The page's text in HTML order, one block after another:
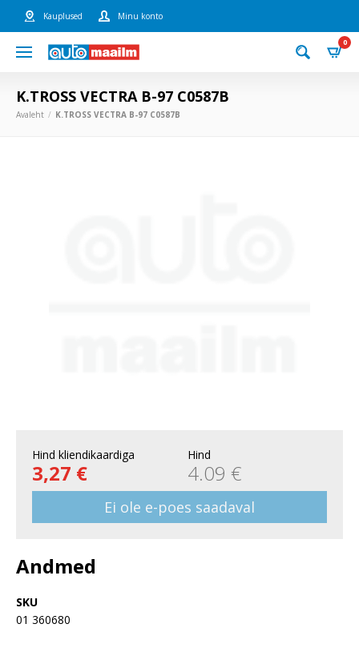
Kauplused Minu konto
0
K.TROSS VECTRA B-97 C0587B
Avaleht K.TROSS VECTRA B-97 C0587B
Hind kliendikaardiga
3,27 €
Hind
4.09 €
Ei ole e-poes saadaval
Andmed
SKU
01 360680